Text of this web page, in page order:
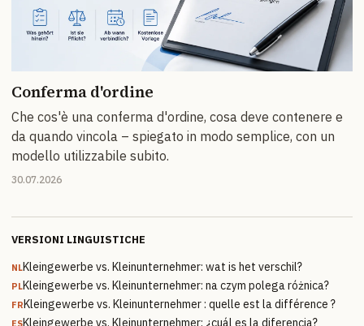
Conferma d'ordine
Che cos'è una conferma d'ordine, cosa deve contenere e
da quando vincola – spiegato in modo semplice, con un
modello utilizzabile subito.
30.07.2026
VERSIONI LINGUISTICHE
NLKleingewerbe vs. Kleinunternehmer: wat is het verschil?
PLKleingewerbe vs. Kleinunternehmer: na czym polega różnica?
FRKleingewerbe vs. Kleinunternehmer : quelle est la différence ?
Kleingewerbe vs. Kleinunternehmer: ¿cuál es la diferencia?